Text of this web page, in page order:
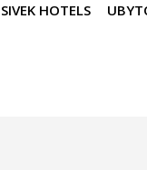
SIVEK HOTELS